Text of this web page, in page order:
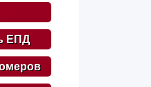
ЕПД